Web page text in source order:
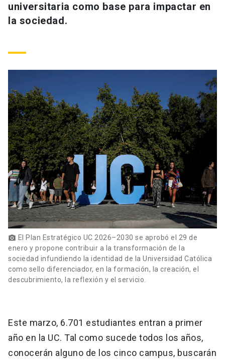
Estudiantes
Personal
Alumni
Padres y familia
Vecinos launch
ACCESOS DIRECTOS
Correo UC
Mi Portal UC launch
Medios Biblioteca launch
Donaciones launch
universitaria como base para impactar en
la sociedad.
photo_camera El Plan Estratégico UC 2026–2030 se aprobó el 29 de
enero y propone contribuir a la transformación de la
sociedad infundiendo la identidad de la Universidad Católica
como sello diferenciador, en la formación, la creación, el
descubrimiento, la reflexión y el servicio.
Este marzo, 6.701 estudiantes entran a primer
año en la UC. Tal como sucede todos los años,
conocerán alguno de los cinco campus, buscarán